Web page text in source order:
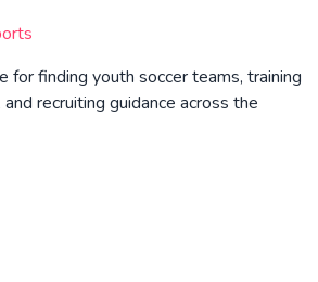
for finding youth soccer teams, training
recruiting guidance across the